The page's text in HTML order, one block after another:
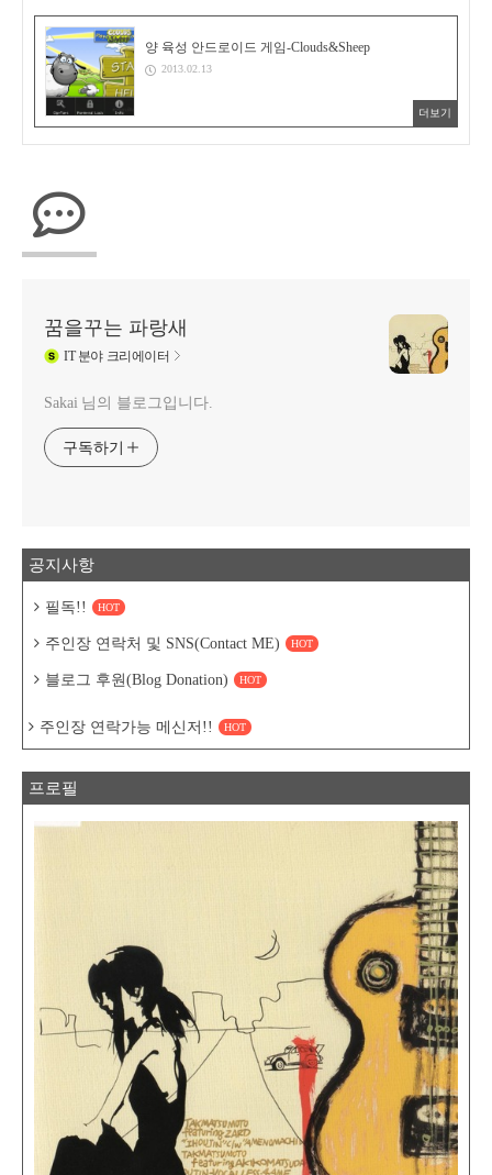
양 육성 안드로이드 게임-Clouds&Sheep
2013.02.13
더보기
꿈을꾸는 파랑새
IT분야 크리에이터
Sakai 님의 블로그입니다.
구독하기
공지사항
필독!! HOT
주인장 연락처 및 SNS(Contact ME) HOT
블로그 후원(Blog Donation) HOT
주인장 연락가능 메신저!! HOT
프로필